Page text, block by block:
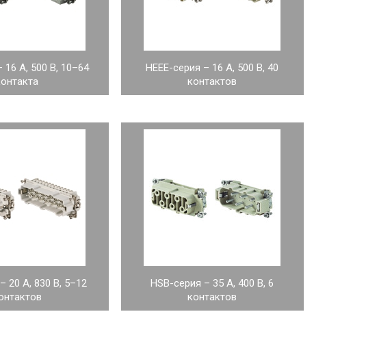
16 А, 500 В, 10–64
20 А, 830 В, 5–12
HEEE-серия – 16 А, 500 В, 40
контактов
HSB-серия – 35 А, 400 В, 6
контактов